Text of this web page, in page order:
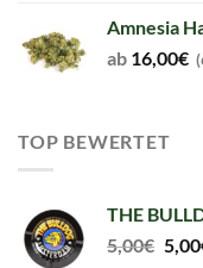
Amnesia
ab 16,00€
TOP BEWERTET
THE
5,00€ 5,00